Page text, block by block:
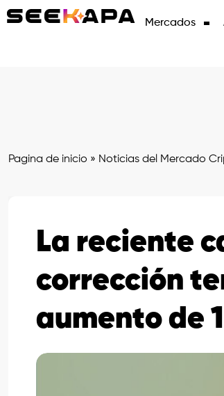
Mercados
Pagina de inicio » Noticias del Mercado
La reciente
corrección
aumento de